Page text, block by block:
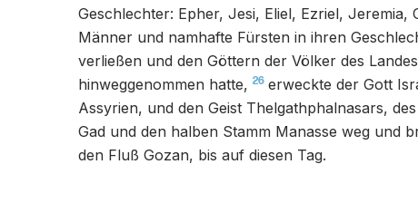
Geschlechter: Epher, Jesi, Eliel, Ezriel,
Männer und namhafte Fürsten in ihren
verließen und den Göttern der Völker des
hinweggenommen hatte, 26 erweckte der Gott
Assyrien, und den Geist Thelgathphalnasars,
Gad und den halben Stamm Manasse weg und
den Fluß Gozan, bis auf diesen Tag.